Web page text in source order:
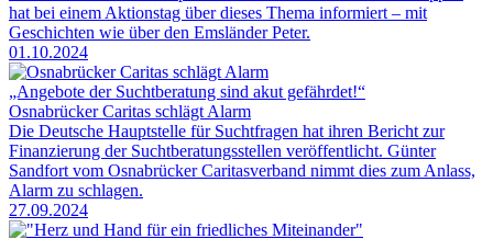
hat bei einem Aktionstag über dieses Thema informiert – mit
Geschichten wie über den Emsländer Peter.
01.10.2024
„Angebote der Suchtberatung sind akut gefährdet!“
Osnabrücker Caritas schlägt Alarm
Die Deutsche Hauptstelle für Suchtfragen hat ihren Bericht zur
Finanzierung der Suchtberatungsstellen veröffentlicht. Günter
Sandfort vom Osnabrücker Caritasverband nimmt dies zum Anlass,
Alarm zu schlagen.
27.09.2024